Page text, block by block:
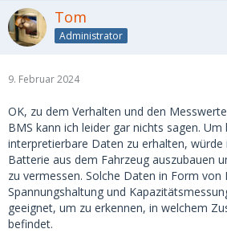
Tom
Administrator
9. Februar 2024
OK, zu dem Verhalten und den
BMS kann ich leider gar nichts sagen.
interpretierbare Daten zu erhalten, würde
Batterie aus dem Fahrzeug auszubauen
zu vermessen. Solche Daten in Form
Spannungshaltung und
geeignet, um zu erkennen, in welchem
befindet.